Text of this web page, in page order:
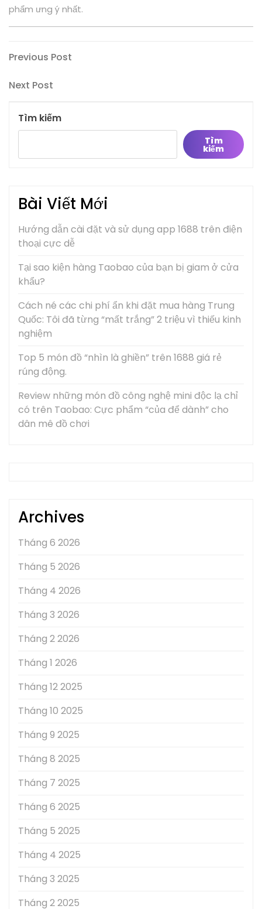
phẩm ưng ý nhất.
Điều
hướng
bài
viết
Previous
Previous Post
Next
Next Post
Tìm kiếm
Tìm
kiếm
Bài Viết Mới
Hướng dẫn cài đặt và sử dụng app 1688 trên điện
thoại cực dễ
Tại sao kiện hàng Taobao của bạn bị giam ở cửa
khẩu?
Cách né các chi phí ẩn khi đặt mua hàng Trung
Quốc: Tôi đã từng “mất trắng” 2 triệu vì thiếu kinh
nghiệm
Top 5 món đồ “nhìn là ghiền” trên 1688 giá rẻ
rúng động.
Review những món đồ công nghệ mini độc lạ chỉ
có trên Taobao: Cực phẩm “của để dành” cho
dân mê đồ chơi
Archives
Tháng 6 2026
Tháng 5 2026
Tháng 4 2026
Tháng 3 2026
Tháng 2 2026
Tháng 1 2026
Tháng 12 2025
Tháng 10 2025
Tháng 9 2025
Tháng 8 2025
Tháng 7 2025
Tháng 6 2025
Tháng 5 2025
Tháng 4 2025
Tháng 3 2025
Tháng 2 2025